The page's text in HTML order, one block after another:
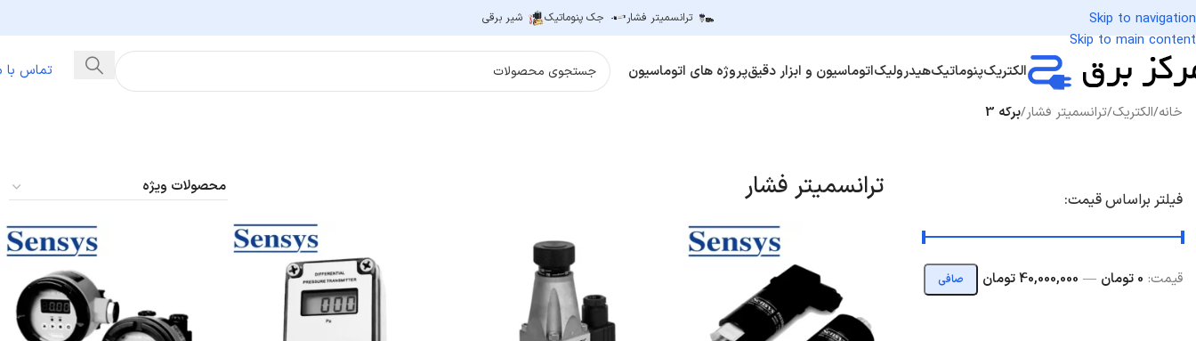
Skip to navigation
Skip to main content
ترانسمیتر فشار جک پنوماتیک شیر برقی
الکتریکپنوماتیکهیدرولیکاتوماسیون و ابزار دقیقپروژه های اتوماسیون تماس با
خانه/الکتریک/ترانسمیتر فشار/برگه 3
فیلتر براساس قیمت:
صافی قيمت: 0 تومان — 40,000,000 تومان
ترانسمیتر فشار